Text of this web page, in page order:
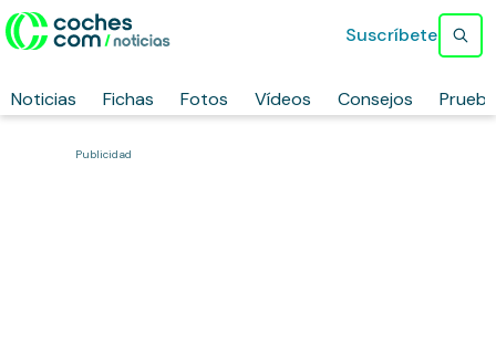
Noticias Fichas Fotos Vídeos Consejos
Suscríbete
Publicidad